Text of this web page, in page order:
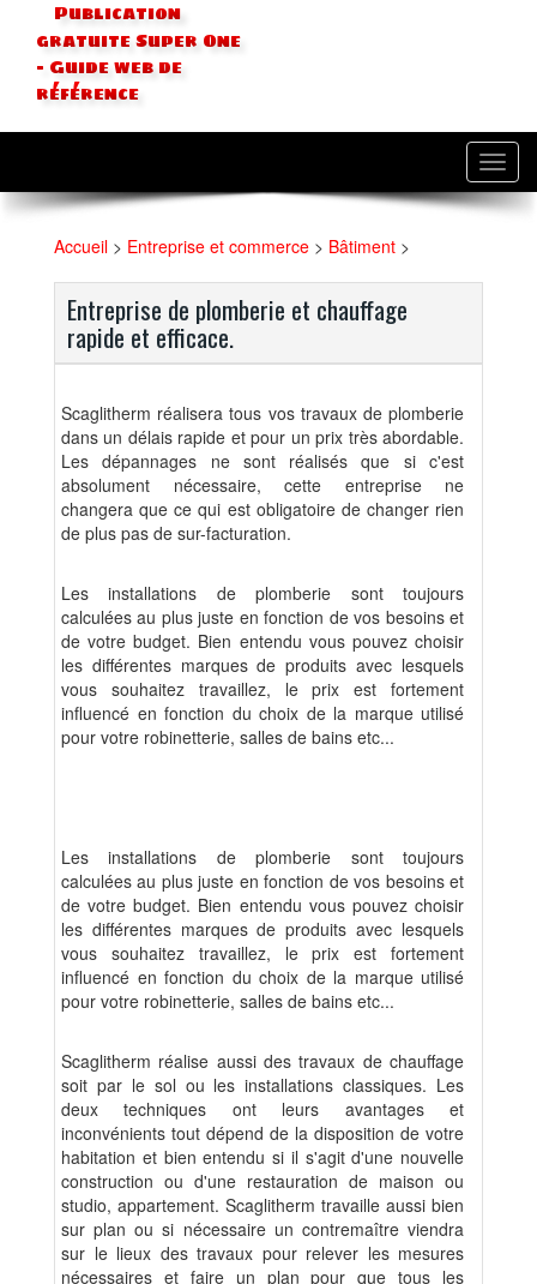
Publication
gratuite Super One
- Guide web de
référence
Accueil > Entreprise et commerce > Bâtiment >
Entreprise de plomberie et chauffage
rapide et efficace.
Scaglitherm réalisera tous vos travaux de plomberie
dans un délais rapide et pour un prix très abordable.
Les dépannages ne sont réalisés que si c'est
absolument nécessaire, cette entreprise ne
changera que ce qui est obligatoire de changer rien
de plus pas de sur-facturation.
Les installations de plomberie sont toujours
calculées au plus juste en fonction de vos besoins et
de votre budget. Bien entendu vous pouvez choisir
les différentes marques de produits avec lesquels
vous souhaitez travaillez, le prix est fortement
influencé en fonction du choix de la marque utilisé
pour votre robinetterie, salles de bains etc...
Les installations de plomberie sont toujours
calculées au plus juste en fonction de vos besoins et
de votre budget. Bien entendu vous pouvez choisir
les différentes marques de produits avec lesquels
vous souhaitez travaillez, le prix est fortement
influencé en fonction du choix de la marque utilisé
pour votre robinetterie, salles de bains etc...
Scaglitherm réalise aussi des travaux de chauffage
soit par le sol ou les installations classiques. Les
deux techniques ont leurs avantages et
inconvénients tout dépend de la disposition de votre
habitation et bien entendu si il s'agit d'une nouvelle
construction ou d'une restauration de maison ou
studio, appartement. Scaglitherm travaille aussi bien
sur plan ou si nécessaire un contremaître viendra
sur le lieux des travaux pour relever les mesures
nécessaires et faire un plan pour que tous les